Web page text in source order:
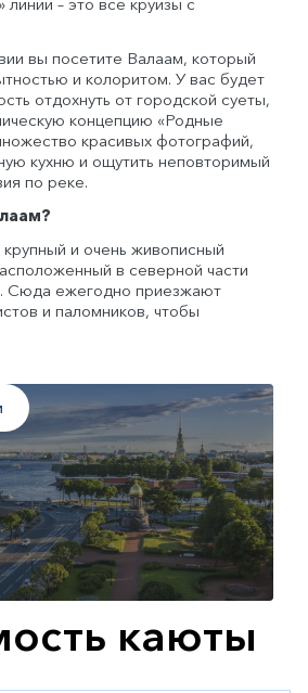
линии – это всё круизы с
вы посетите Валаам, который
и колоритом. У вас будет
отдохнуть от городской суеты,
концепцию «Родные
красивых фотографий,
кухню и ощутить неповторимый
по реке.
?
и очень живописный
в северной части
Сюда ежегодно приезжают
и паломников, чтобы
увидеть невероятную
ВодоходЪ» — концепция круизных
несравненной речной
сезона. На теплоходах
сентября начнут появляться
осеннего декора,
экскурсии и сезонное
гастрономической
берега». Ощутитеочарование
!
каюты